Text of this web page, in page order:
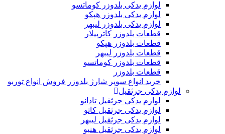
لوازم یدکی بلدوزر کوماتسو
لوازم یدکی بلدوزر هپکو
لوازم یدکی بلدوزر لیبهر
قطعات بلدوزر کاترپیلار
قطعات بلدوزر هپکو
قطعات بلدوزر لیبهر
قطعات بلدوزر کوماتسو
قطعات بلدوزر
خرید انواع سوپر شارژ بلدوزر فروش انواع توربو
لوازم یدکی جرثقیل
لوازم یدکی جرثقیل تادانو
لوازم یدکی جرثقیل کاتو
لوازم یدکی جرثقیل لیبهر
لوازم یدکی جرثقیل هنیو